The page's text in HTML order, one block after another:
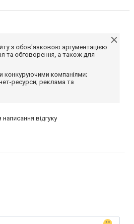
з обов'язковою аргументацією
та обговорення, а також для
конкуруючими компаніями;
ресурси; реклама та
написання відгуку